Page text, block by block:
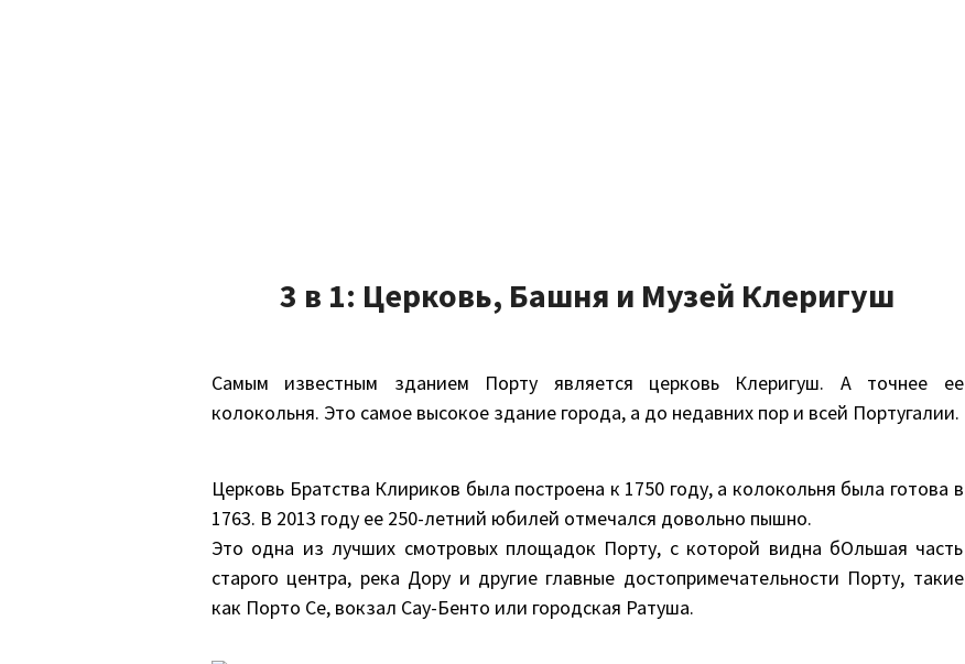
3 в 1: Церковь, Башня и Музей Клеригуш
Самым известным зданием Порту является церковь Клеригуш. А точнее ее
колокольня. Это самое высокое здание города, а до недавних пор и всей Португалии.
Церковь Братства Клириков была построена к 1750 году, а колокольня была готова в
1763. В 2013 году ее 250-летний юбилей отмечался довольно пышно.
Это одна из лучших смотровых площадок Порту, с которой видна бОльшая часть
старого центра, река Дору и другие главные достопримечательности Порту, такие
как Порто Се, вокзал Сау-Бенто или городская Ратуша.